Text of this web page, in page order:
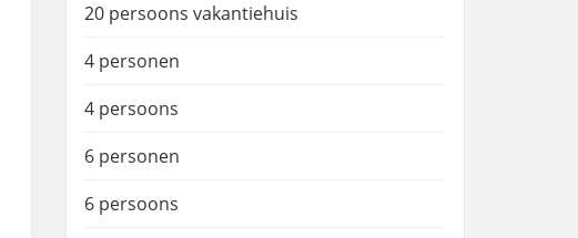
20 persoons vakantiehuis
4 personen
4 persoons
6 personen
6 persoons